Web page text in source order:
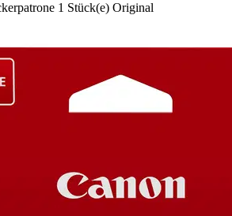
1 Stück(e) Original